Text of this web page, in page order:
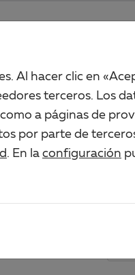
Al hacer clic en
terceros. Los
a páginas de
por parte de
. En la configuración